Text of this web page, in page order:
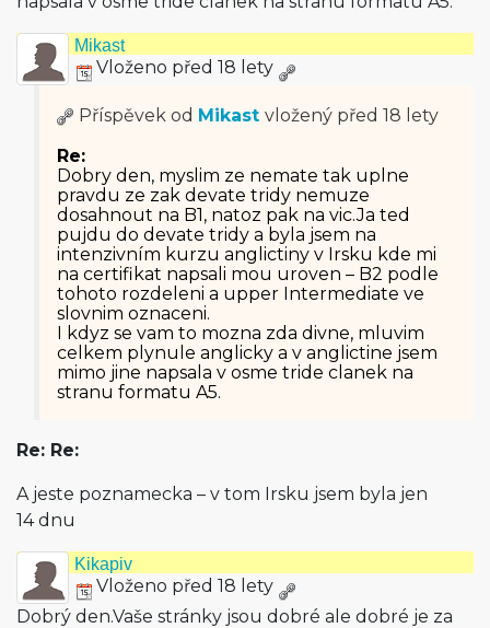
Mikast
Vloženo před 18 lety
Příspěvek od Mikast vložený před 18 lety
Re:
Dobry den, myslim ze nemate tak uplne
pravdu ze zak devate tridy nemuze
dosahnout na B1, natoz pak na vic.Ja ted
pujdu do devate tridy a byla jsem na
intenzivním kurzu anglictiny v Irsku kde mi
na certifikat napsali mou uroven – B2 podle
tohoto rozdeleni a upper Intermediate ve
slovnim oznaceni.
I kdyz se vam to mozna zda divne, mluvim
celkem plynule anglicky a v anglictine jsem
mimo jine napsala v osme tride clanek na
stranu formatu A5.
Re: Re:
A jeste poznamecka – v tom Irsku jsem byla jen
14 dnu
Kikapiv
Vloženo před 18 lety
Dobrý den.Vaše stránky jsou dobré ale dobré je za